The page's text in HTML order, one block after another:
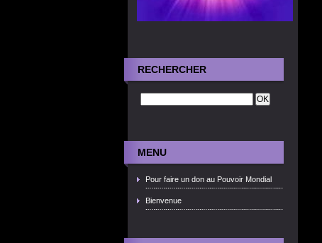
RECHERCHER
MENU
Pour faire un don au Pouvoir Mondial
Bienvenue